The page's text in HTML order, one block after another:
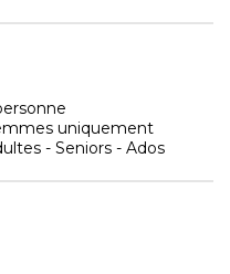
uniquement
- Seniors - Ados